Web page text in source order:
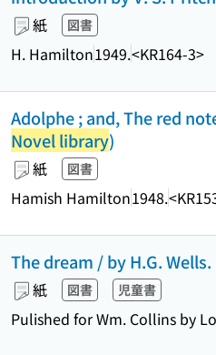
紙 図書
H. Hamilton1949.<KR164-3>
Adolphe ; and, The red
Novel library)
紙 図書
Hamish Hamilton1948.
The dream / by H.G. Wells.
紙 図書 児童書
Pulished for Wm. Collins by